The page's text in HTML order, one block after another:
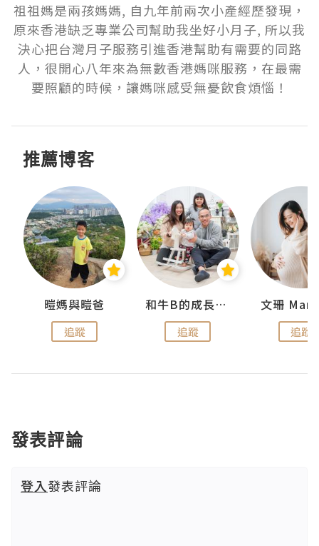
祖祖媽是兩孩媽媽, 自九年前兩次小產經歷發現，
原來香港缺乏專業公司幫助我坐好小月子, 所以我
決心把台灣月子服務引進香港幫助有需要的同路
人，很開心八年來為無數香港媽咪服務，在最需
要照顧的時候，讓媽咪感受無憂飲食煩惱！
推薦博客
暟媽與暟爸
追蹤
和牛B的成長日記
追蹤
文珊
追蹤
發表評論
登入發表評論